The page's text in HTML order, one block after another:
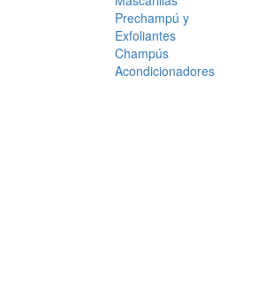
Prechampú y
Exfoliantes
Champús
Acondicionadores